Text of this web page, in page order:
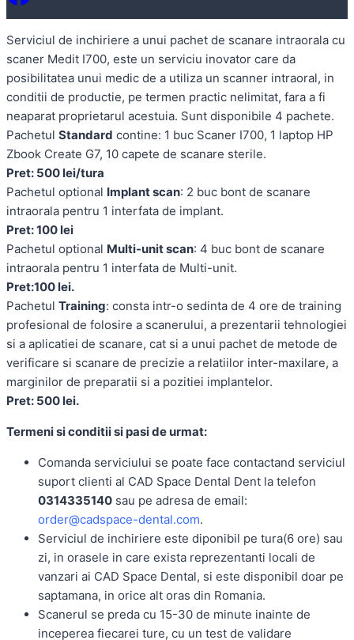
Serviciul de inchiriere a unui pachet de scanare intraorala cu
scaner Medit I700, este un serviciu inovator care da
posibilitatea unui medic de a utiliza un scanner intraoral, in
conditii de productie, pe termen practic nelimitat, fara a fi
neaparat proprietarul acestuia. Sunt disponibile 4 pachete.
Pachetul Standard contine: 1 buc Scaner I700, 1 laptop HP
Zbook Create G7, 10 capete de scanare sterile.
Pret: 500 lei/tura
Pachetul optional Implant scan: 2 buc bont de scanare
intraorala pentru 1 interfata de implant.
Pret: 100 lei
Pachetul optional Multi-unit scan: 4 buc bont de scanare
intraorala pentru 1 interfata de Multi-unit.
Pret:100 lei.
Pachetul Training: consta intr-o sedinta de 4 ore de training
profesional de folosire a scanerului, a prezentarii tehnologiei
si a aplicatiei de scanare, cat si a unui pachet de metode de
verificare si scanare de precizie a relatiilor inter-maxilare, a
marginilor de preparatii si a pozitiei implantelor.
Pret: 500 lei.
Termeni si conditii si pasi de urmat:
Comanda serviciului se poate face contactand serviciul
suport clienti al CAD Space Dental Dent la telefon
0314335140 sau pe adresa de email:
order@cadspace-dental.com.
Serviciul de inchiriere este diponibil pe tura(6 ore) sau
zi, in orasele in care exista reprezentanti locali de
vanzari ai CAD Space Dental, si este disponibil doar pe
saptamana, in orice alt oras din Romania.
Scanerul se preda cu 15-30 de minute inainte de
inceperea fiecarei ture, cu un test de validare